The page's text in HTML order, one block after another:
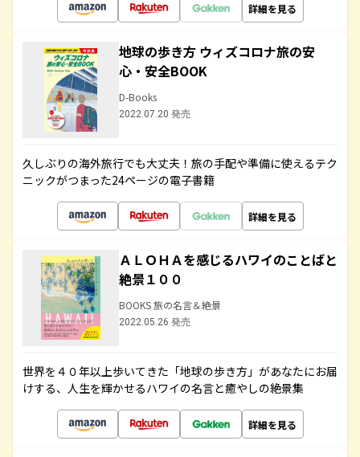
詳細を見る
地球の歩き方 ウィズコロナ旅の安
心・安全BOOK
D-Books
2022.07.20 発売
久しぶりの海外旅行でも大丈夫！旅の手配や準備に使えるテク
ニックがつまった24ページの電子書籍
詳細を見る
ＡＬＯＨＡを感じるハワイのことばと
絶景１００
BOOKS 旅の名言＆絶景
2022.05.26 発売
世界を４０年以上歩いてきた「地球の歩き方」があなたにお届
けする、人生を輝かせるハワイの名言と癒やしの絶景集
詳細を見る